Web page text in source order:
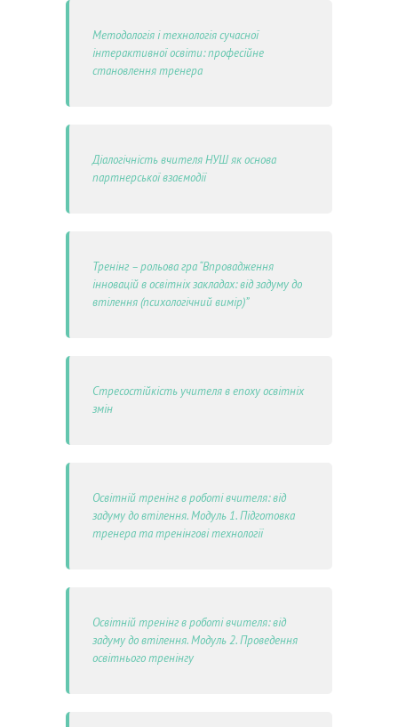
Методологія і технологія сучасної
інтерактивної освіти: професійне
становлення тренера
Діалогічність вчителя НУШ як основа
партнерської взаємодії
Тренінг – рольова гра “Впровадження
інновацій в освітніх закладах: від задуму до
втілення (психологічний вимір)”
Стресостійкість учителя в епоху освітніх
змін
Освітній тренінг в роботі вчителя: від
задуму до втілення. Модуль 1. Підготовка
тренера та тренінгові технології
Освітній тренінг в роботі вчителя: від
задуму до втілення. Модуль 2. Проведення
освітнього тренінгу